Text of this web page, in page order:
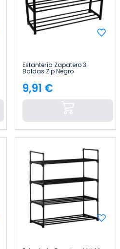
Estantería Zapatero 3
Baldas Zip Negro
62,5x19x44cm Thinia Home
Precio
9,91 €